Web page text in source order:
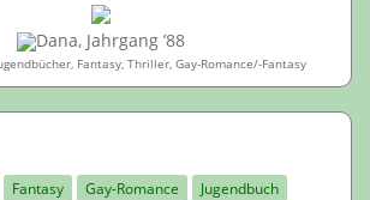
Dana, Jahrgang ’88
Fantasy, Thriller, Gay-Romance/-Fantasy
Fantasy Gay-Romance
Jugendbuch